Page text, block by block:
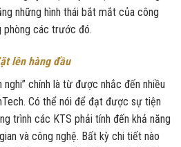
những hình thái bắt mắt của công
phòng các trước đó.
lên hàng đầu
chính là từ được nhắc đến nhiều
Có thể nói để đạt được sự tiện
trình các KTS phải tính đến khả năng
và công nghệ. Bất kỳ chi tiết nào